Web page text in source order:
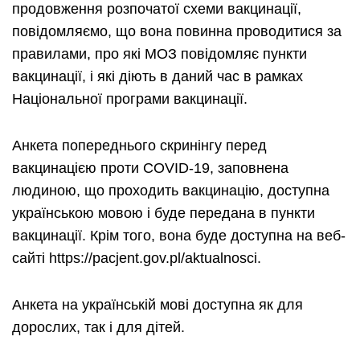
продовження розпочатої схеми вакцинації,
повідомляємо, що вона повинна проводитися за
правилами, про які МОЗ повідомляє пункти
вакцинації, і які діють в даний час в рамках
Національної програми вакцинації.
Анкета попереднього скринінгу перед
вакцинацією проти COVID-19, заповнена
людиною, що проходить вакцинацію, доступна
українською мовою і буде передана в пункти
вакцинації. Крім того, вона буде доступна на веб-
сайті https://pacjent.gov.pl/aktualnosci.
Анкета на українській мові доступна як для
дорослих, так і для дітей.